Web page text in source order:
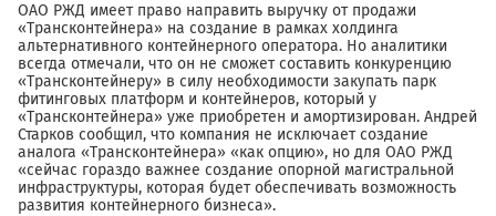
ОАО РЖД имеет право направить выручку от продажи
«Трансконтейнера» на создание в рамках холдинга
альтернативного контейнерного оператора. Но аналитики
всегда отмечали, что он не сможет составить конкуренцию
«Трансконтейнеру» в силу необходимости закупать парк
фитинговых платформ и контейнеров, который у
«Трансконтейнера» уже приобретен и амортизирован. Андрей
Старков сообщил, что компания не исключает создание
аналога «Трансконтейнера» «как опцию», но для ОАО РЖД
«сейчас гораздо важнее создание опорной магистральной
инфраструктуры, которая будет обеспечивать возможность
развития контейнерного бизнеса».